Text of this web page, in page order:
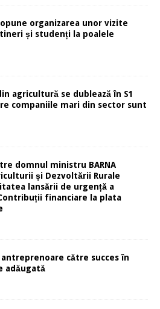
organizarea unor vizite
și studenți la poalele
agricultură se dublează în S1
companiile mari din sector sunt
domnul ministru BARNA
și Dezvoltării Rurale
lansării de urgență a
financiare la plata
către succes în
adăugată